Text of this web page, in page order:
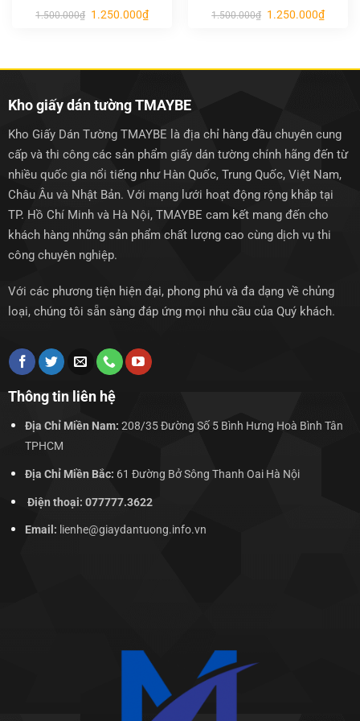
1.500.000₫ Giá
1.250.000₫Giá
hiện
1.500.000₫ Giá
1.250.000₫Giá
hiện
Kho giấy dán tường TMAYBE
Kho Giấy Dán Tường TMAYBE là địa chỉ hàng đầu chuyên cung
cấp và thi công các sản phẩm giấy dán tường chính hãng đến từ
nhiều quốc gia nổi tiếng như Hàn Quốc, Trung Quốc, Việt Nam,
Châu Âu và Nhật Bản. Với mạng lưới hoạt động rộng khắp tại
TP. Hồ Chí Minh và Hà Nội, TMAYBE cam kết mang đến cho
khách hàng những sản phẩm chất lượng cao cùng dịch vụ thi
công chuyên nghiệp.
Với các phương tiện hiện đại, phong phú và đa dạng về chủng
loại, chúng tôi sẵn sàng đáp ứng mọi nhu cầu của Quý khách.
Thông tin liên hệ
Địa Chỉ Miền Nam: 208/35 Đường Số 5 Bình Hưng Hoà Bình Tân
TPHCM
Địa Chỉ Miền Bắc: 61 Đường Bở Sông Thanh Oai Hà Nội
Điện thoại: 077777.3622
Email: lienhe@giaydantuong.info.vn